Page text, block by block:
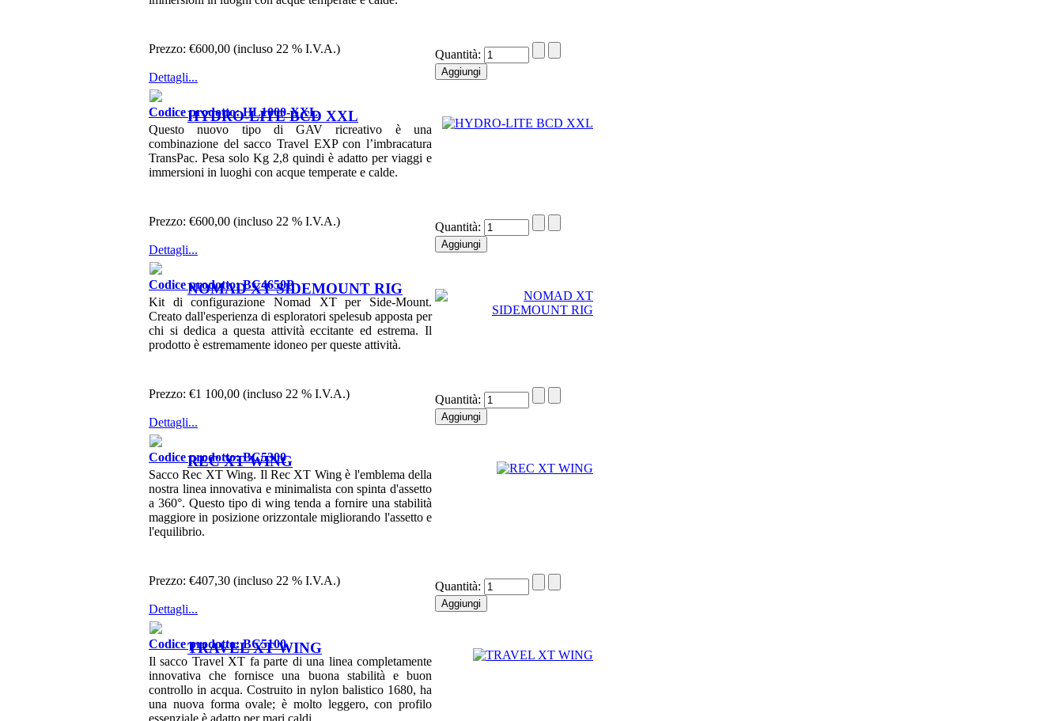
Prezzo: €600,00 (incluso 22 % I.V.A.)
Dettagli...
Quantità:
HYDRO-LITE BCD XXL
Codice prodotto: HL1000-XXL
Questo nuovo tipo di GAV ricreativo è una
combinazione del sacco Travel EXP con l’imbracatura
TransPac. Pesa solo Kg 2,8 quindi è adatto per viaggi e
immersioni in luoghi con acque temperate e calde.
Prezzo: €600,00 (incluso 22 % I.V.A.)
Dettagli...
Quantità:
NOMAD XT SIDEMOUNT RIG
Codice prodotto: BC4650P
Kit di configurazione Nomad XT per Side-Mount.
Creato dall'esperienza di esploratori spelesub apposta per
chi si dedica a questa attività eccitante ed estrema. Il
prodotto è estremamente idoneo per queste attività.
Prezzo: €1 100,00 (incluso 22 % I.V.A.)
Dettagli...
Quantità:
REC XT WING
Codice prodotto: BC5300
Sacco Rec XT Wing. Il Rec XT Wing è l'emblema della
nostra linea innovativa e minimalista con spinta d'assetto
a 360°. Questo tipo di wing tenda a fornire una stabilità
maggiore in posizione orizzontale migliorando l'assetto e
l'equilibrio.
Prezzo: €407,30 (incluso 22 % I.V.A.)
Dettagli...
Quantità:
TRAVEL XT WING
Codice prodotto: BC5100
Il sacco Travel XT fa parte di una linea completamente
innovativa che fornisce una buona stabilità e buon
controllo in acqua. Costruito in nylon balistico 1680, ha
una nuova forma ovale; è molto leggero, con profilo
essenziale è adatto per mari caldi.